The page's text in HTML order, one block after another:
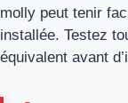
molly peut tenir
installée. Testez
équivalent avant